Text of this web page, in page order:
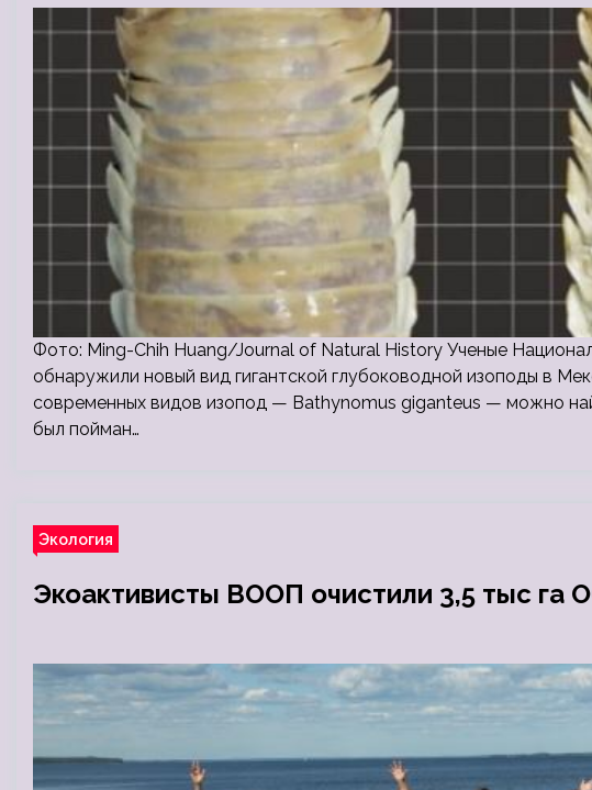
Фото: Ming-Chih Huang/Journal of Natural History Ученые
обнаружили новый вид гигантской глубоководной изоподы в
современных видов изопод — Bathynomus giganteus — можно
был пойман…
Экология
Экоактивисты ВООП очистили 3,5 тыс га